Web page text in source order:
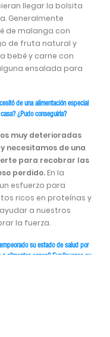
llegar la bolsita
Generalmente
de malanga con
de fruta natural y
bebé y carne con
ensalada para
de una alimentación especial
¿Pudo conseguirla?
muy deterioradas
necesitamos de una
para recobrar las
perdido. En la
esfuerzo para
ricos en proteínas y
a nuestros
la fuerza.
su estado de salud por
alimentos sanos? Explíquenos su